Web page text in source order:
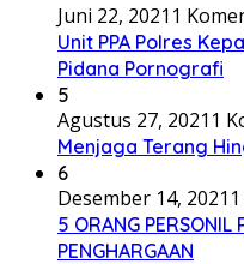
Juni 22, 2021 1
Unit PPA Polres
Pidana Pornografi
5
Agustus 27, 2021 1
Menjaga Terang
6
Desember 14, 2021
5 ORANG PERSONIL
PENGHARGAAN